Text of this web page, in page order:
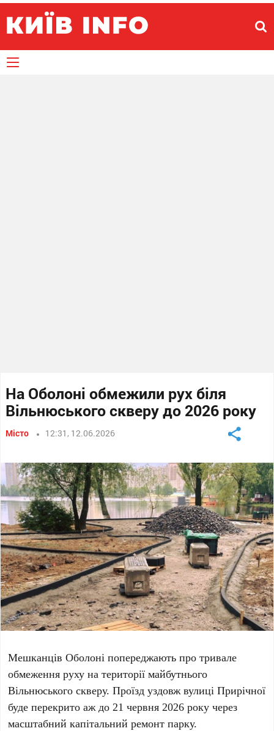
На Оболоні обмежили рух біля
Вільнюського скверу до 2026 року
Місто 12:31, 12.06.2026
МешканцівОболоні попереджають про тривале
обмеження руху на території майбутнього
Вільнюського скверу. Проїзд уздовж вулиціПрирічної
буде перекрито аж до21 червня 2026 року через
масштабний капітальний ремонт парку.